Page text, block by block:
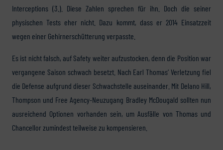
Interceptions (3.). Diese Zahlen sprechen für ihn. Doch die seiner
physischen Tests eher nicht. Dazu kommt, dass er 2014 Einsatzzeit
wegen einer Gehirnerschütterung verpasste.
Es ist nicht falsch, auf Safety weiter aufzustocken, denn die Position war
vergangene Saison schwach besetzt. Nach Earl Thomas‘ Verletzung fiel
die Defense aufgrund dieser Schwachstelle auseinander. Mit Delano Hill,
Thompson und Free Agency-Neuzugang Bradley McDougald sollten nun
ausreichend Optionen vorhanden sein, um Ausfälle von Thomas und
Chancellor zumindest teilweise zu kompensieren.